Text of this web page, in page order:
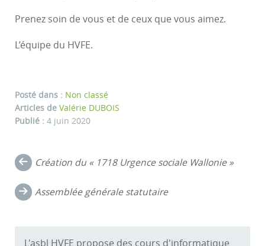
Prenez soin de vous et de ceux que vous aimez.
L’équipe du HVFE.
Posté dans : Non classé
Articles de Valérie DUBOIS
Publié : 4 juin 2020
Navigation
dans
les
Création du « 1718 Urgence sociale Wallonie »
Assemblée générale statutaire
L'asbl HVFE propose des cours d'informatique